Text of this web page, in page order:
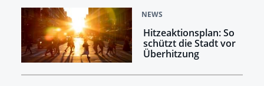
NEWS
Hitzeaktionsplan: So
schützt die Stadt vor
Überhitzung